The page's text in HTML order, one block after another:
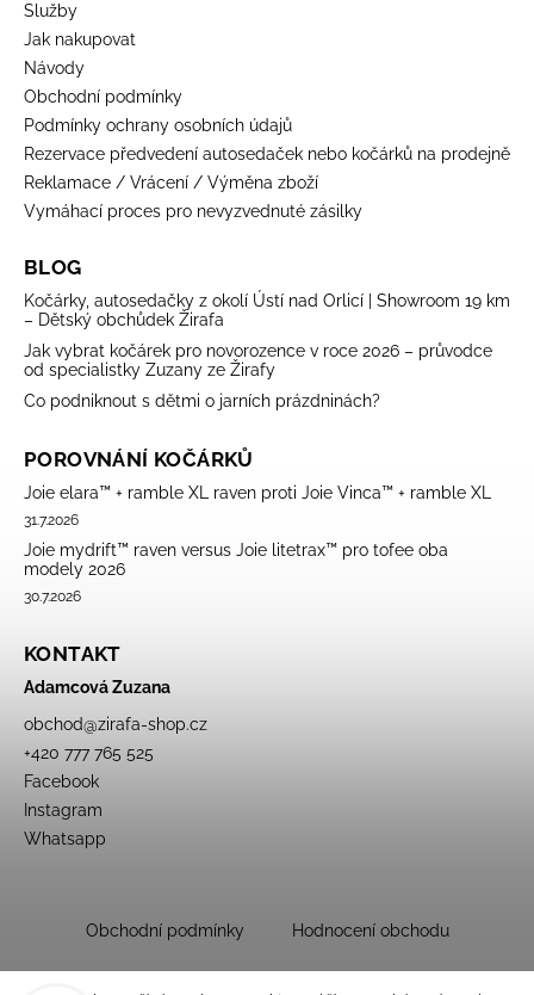
Služby
Jak nakupovat
Návody
Obchodní podmínky
Podmínky ochrany osobních údajů
Rezervace předvedení autosedaček nebo kočárků na prodejně
Reklamace / Vrácení / Výměna zboží
Vymáhací proces pro nevyzvednuté zásilky
BLOG
Kočárky, autosedačky z okolí Ústí nad Orlicí | Showroom 19 km
– Dětský obchůdek Žirafa
Jak vybrat kočárek pro novorozence v roce 2026 – průvodce
od specialistky Zuzany ze Žirafy
Co podniknout s dětmi o jarních prázdninách?
POROVNÁNÍ KOČÁRKŮ
Joie elara™ + ramble XL raven proti Joie Vinca™ + ramble XL
31.7.2026
Joie mydrift™ raven versus Joie litetrax™ pro tofee oba
modely 2026
30.7.2026
KONTAKT
Adamcová Zuzana
obchod@zirafa-shop.cz
+420 777 765 525
Facebook
Instagram
Whatsapp
Obchodní podmínky Hodnocení obchodu